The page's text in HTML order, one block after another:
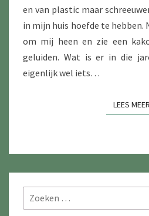
en van plastic maar
in mijn huis hoefde te hebben.
om mij heen en zie een
geluiden. Wat is er in die
eigenlijk wel iets…
LEES MEER
Zoeken
naar: